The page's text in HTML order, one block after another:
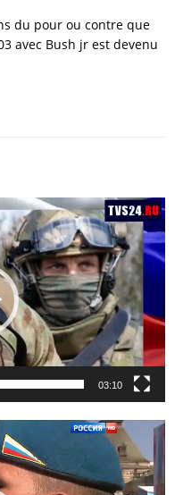
du pour ou contre que
avec Bush jr est devenu
03:10